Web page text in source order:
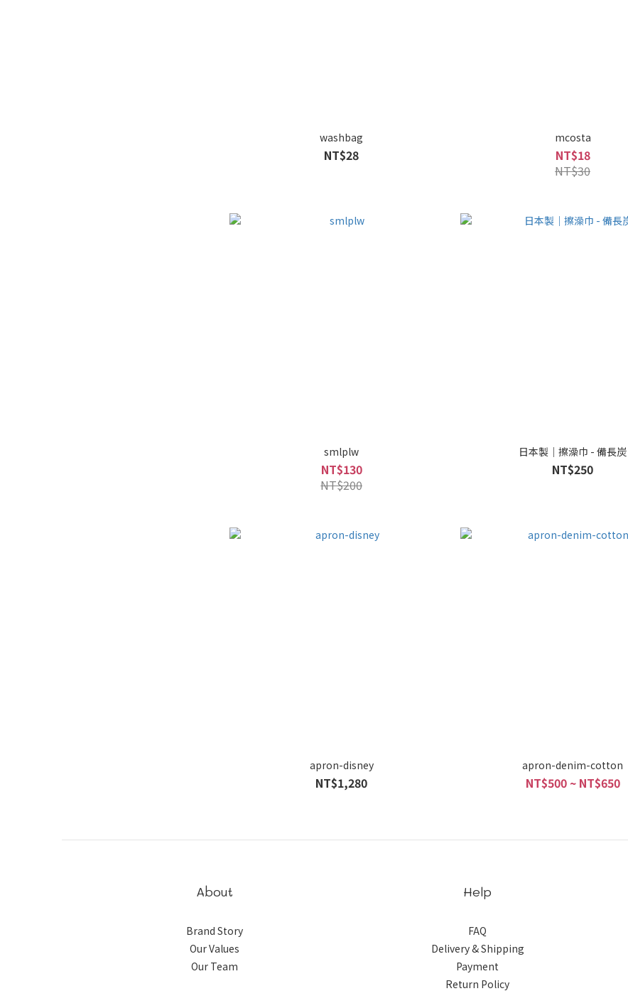
washbag
NT$28
mcosta
NT$18
NT$30
smlplw
NT$130
NT$200
日本製｜擦澡巾 - 備長炭
NT$250
apron-disney
NT$1,280
apron-denim-cotton
NT$500 ~ NT$650
About
Brand Story
Our Values
Our Team
Help
FAQ
Delivery & Shipping
Payment
Return Policy